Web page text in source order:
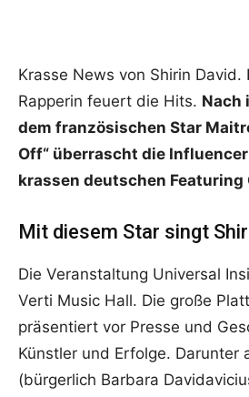
Krasse News von Shirin David.
Rapperin feuert die Hits. Nach
dem französischen Star
Off“ überrascht die
krassen deutschen Featuring
Mit diesem Star singt
Die Veranstaltung Universal
Verti Music Hall. Die große
präsentiert vor Presse und
Künstler und Erfolge. Darunter
(bürgerlich Barbara